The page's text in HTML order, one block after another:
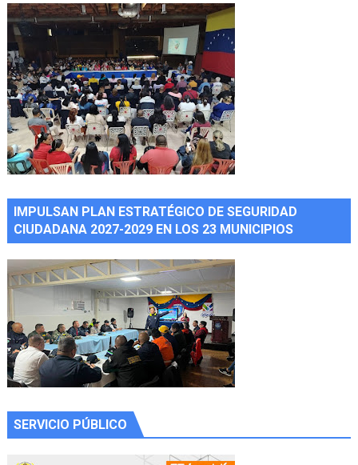
IMPULSAN PLAN ESTRATÉGICO DE SEGURIDAD
CIUDADANA 2027-2029 EN LOS 23 MUNICIPIOS
SERVICIO PÚBLICO